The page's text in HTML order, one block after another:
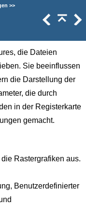
>>
die Dateien
Sie beeinflussen
die Darstellung der
die durch
in der Registerkarte
gemacht.
Rastergrafiken aus.
Benutzerdefinierter